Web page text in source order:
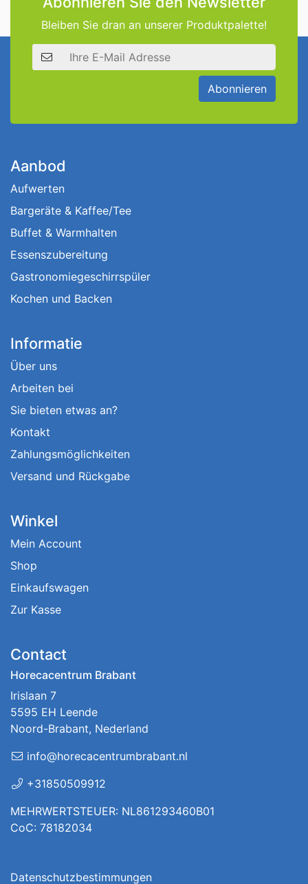
Bleiben Sie dran an unserer Produktpalette!
E-Mail Adresse
Abonnieren
Aanbod
Aufwerten
Bargeräte & Kaffee/Tee
Buffet & Warmhalten
Essenszubereitung
Gastronomiegeschirrspüler
Kochen und Backen
Informatie
Über uns
Arbeiten bei
Sie bieten etwas an?
Kontakt
Zahlungsmöglichkeiten
Versand und Rückgabe
Winkel
Mein Account
Shop
Einkaufswagen
Zur Kasse
Contact
Horecacentrum Brabant
Irislaan 7
5595 EH Leende
Noord-Brabant, Nederland
info@horecacentrumbrabant.nl
+31850509912
MEHRWERTSTEUER: NL861293460B01
CoC: 78182034
Datenschutzbestimmungen